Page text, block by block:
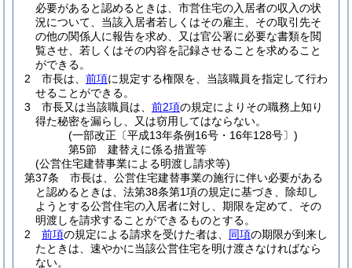
必要があると認めるときは、市営住宅の入居者の収入の状
況について、当該入居者若しくはその雇主、その取引先そ
の他の関係人に報告を求め、又は官公署に必要な書類を閲
覧させ、若しくはその内容を記録させることを求めること
ができる。
2
市長は、 前項に規定する権限を、当該職員を指定して行わ
せることができる。
3
市長又は当該職員は、 前2項の規定によりその職務上知り
得た秘密を漏らし、又は窃用してはならない。
(一部改正〔平成13年条例16号・16年128号〕)
第5節
建替えに係る措置等
(公営住宅建替事業による明渡し請求等)
第37条
市長は、公営住宅建替事業の施行に伴い必要がある
と認めるときは、法第38条第1項の規定に基づき、除却し
ようとする公営住宅の入居者に対し、期限を定めて、その
明渡しを請求することができるものとする。
2
前項の規定による請求を受けた者は、 同項の期限が到来し
たときは、速やかに当該公営住宅を明け渡さなければなら
ない。